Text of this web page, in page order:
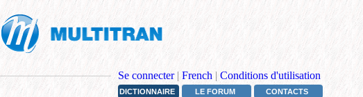
Se connecter | French | Conditions d'utilisation
DICTIONNAIRE LE FORUM CONTACTS